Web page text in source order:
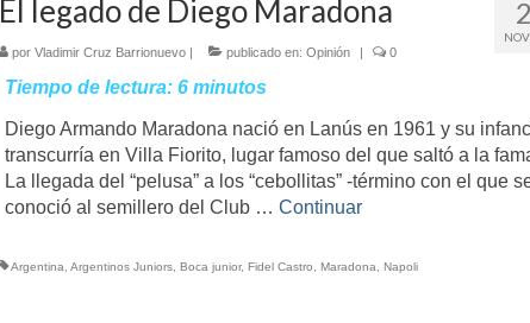
El legado de Diego Maradona
por Vladimir Cruz Barrionuevo| publicado en: Opinión | 0
Tiempo de lectura: 6 minutos
Diego Armando Maradona nació en Lanús en 1961 y su
transcurría en Villa Fiorito, lugar famoso del que saltó a la
La llegada del “pelusa” a los “cebollitas” -término con el que
conoció al semillero del Club … Continuar
Argentina Argentinos Juniors, Boca junior, Fidel Castro Maradona Napoli